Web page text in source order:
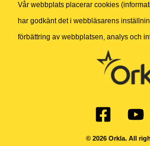
Vår webbplats placerar cookies
har godkänt det i webbläsarens
förbättring av webbplatsen, analys och
© 2026 Orkla. All